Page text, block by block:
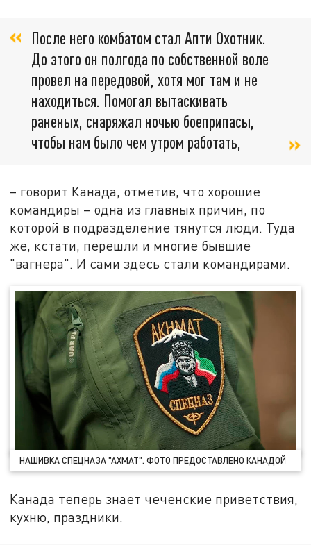
После него комбатом стал Апти Охотник.
До этого он полгода по собственной воле
провел на передовой, хотя мог там и не
находиться. Помогал вытаскивать
раненых, снаряжал ночью боеприпасы,
чтобы нам было чем утром работать,
– говорит Канада, отметив, что хорошие
командиры – одна из главных причин, по
которой в подразделение тянутся люди. Туда
же, кстати, перешли и многие бывшие
"вагнера". И сами здесь стали командирами.
НАШИВКА СПЕЦНАЗА "АХМАТ". ФОТО ПРЕДОСТАВЛЕНО КАНАДОЙ
Канада теперь знает чеченские приветствия,
кухню, праздники.